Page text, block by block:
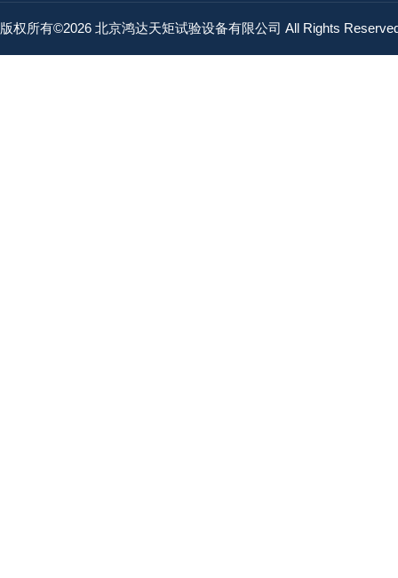
版权所有©2026 北京鸿达天矩试验设备有限公司 All Rights